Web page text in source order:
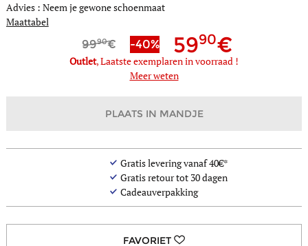
Advies : Neem je gewone schoenmaat
Maattabel
9990 -40% 5990
Outlet, Laatste exemplaren in voorraad !
Meer weten
PLAATS IN MANDJE
Gratis levering vanaf 40€*
Gratis retour tot 30 dagen
Cadeauverpakking